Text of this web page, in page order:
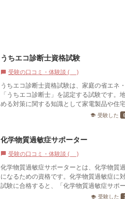
うちエコ診断士資格試験
chat_bubble 受験の口コミ・体験談 (1)
うちエコ診断士資格試験は、家庭の省エネ
「うちエコ診断士」を認定する試験です
める対策に関する知識として家電製品や住
school 受験した
化学物質過敏症サポーター
chat_bubble 受験の口コミ・体験談 (0)
化学物質過敏症サポーターとは、化学物質
になるための資格です。化学物質過敏症に
試験に合格すると、「化学物質過敏症サポ
school 受験した